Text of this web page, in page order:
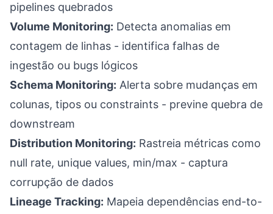
pipelines quebrados
Volume Monitoring: Detecta anomalias em
contagem de linhas - identifica falhas de
ingestão ou bugs lógicos
Schema Monitoring: Alerta sobre mudanças em
colunas, tipos ou constraints - previne quebra de
downstream
Distribution Monitoring: Rastreia métricas como
null rate, unique values, min/max - captura
corrupção de dados
Lineage Tracking: Mapeia dependências end-to-